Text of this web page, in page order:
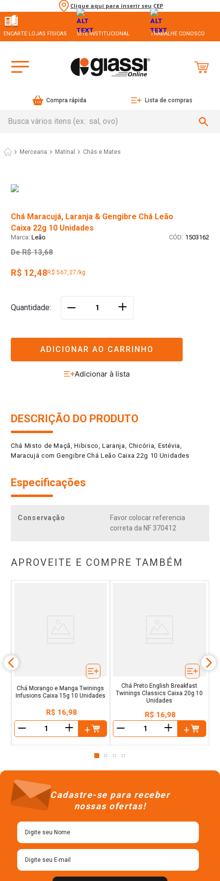
Clique aqui para inserir seu CEP
ENCARTE LOJAS FÍSICAS SITE INSTITUCIONAL TRABALHE CONOSCO
Compra rápida Lista de compras
Mercearia Matinal Chás e Mates
Chá Maracujá, Laranja & Gengibre Chá Leão
Caixa 22g 10 Unidades
Leão : 1503162
De R$ 13,68
R$ 12,48R$ 567,27/kg
Quantidade ＋
ADICIONAR AO CARRINHO
DESCRIÇÃO DO PRODUTO
Chá Misto de Maçã, Hibisco, Laranja, Chicória, Estévia,
Maracujá com Gengibre Chá Leão Caixa 22g 10 Unidades
Especificações
Conservação
Favor colocar referencia
correta da NF 370412
APROVEITE E COMPRE TAMBÉM
Chá Morango e Manga Twinings
Infusions Caixa 15g 10 Unidades
R$ 16,98
＋
Chá Preto English Breakfast
Twinings Classics Caixa 20g 10
Unidades
R$ 16,98
＋
Cadastre-se para receber
nossas ofertas!